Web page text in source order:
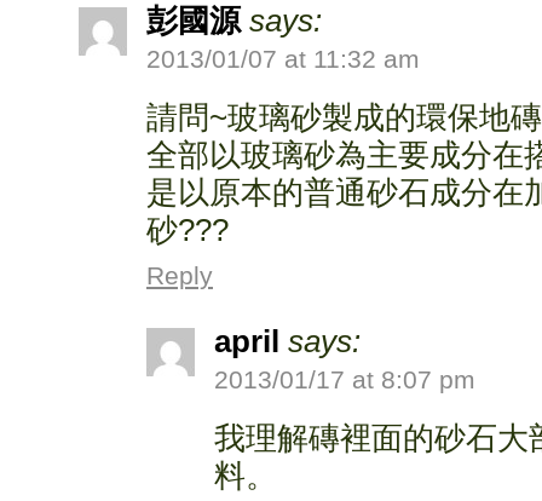
彭國源 says:
2013/01/07 at 11:32 am
請問~玻璃砂製成的環保地
全部以玻璃砂為主要成分在
是以原本的普通砂石成分在
砂???
Reply
april says:
2013/01/17 at 8:07 pm
我理解磚裡面的砂石大
料。